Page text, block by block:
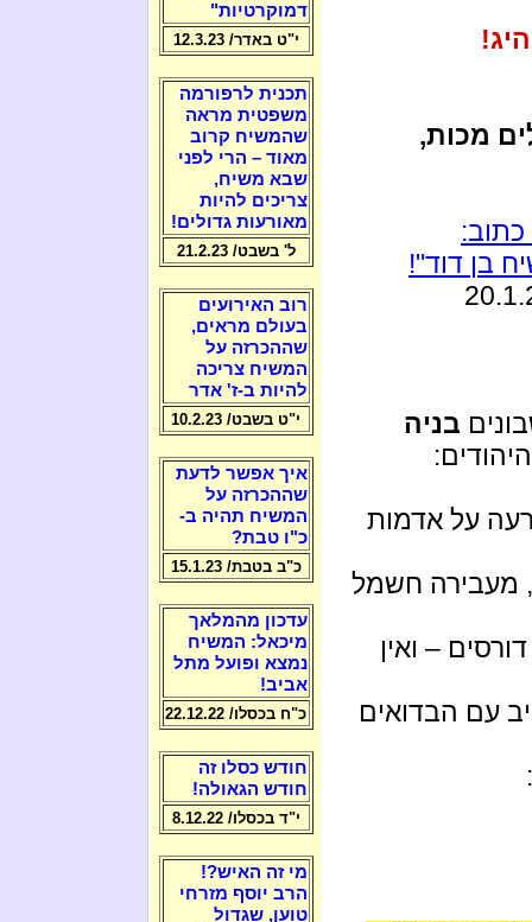
מכות,
כתוב:
בן דוד"!
בניה
על אדמות
מעבירה חשמל
– ואין
עם הבדואים
דמוקרטיות"
י"ט באדר/ 12.3.23
תכנית לרפורמה
משפטית מראה
שהמשיח קרוב
מאוד – הרי לפני
שבא משיח,
צריכים להיות
מאורעות גדולים!
ל' בשבט/ 21.2.23
רוב האירועים
בעולם מראים,
שההכרזה על
המשיח צריכה
להיות ב-ז' אדר
י"ט בשבט/ 10.2.23
איך אפשר לדעת
שההכרזה על
המשיח תהיה ב-
כ"ו טבת?
כ"ב בטבת/ 15.1.23
עדכון מהמלאך
מיכאל: המשיח
נמצא ופועל מתל
אביב!
כ"ח בכסלו/ 22.12.22
חודש כסלו זה
חודש הגאולה!
י"ד בכסלו/ 8.12.22
מי זה האיש?!
הרב יוסף מזרחי
טוען, שגדול